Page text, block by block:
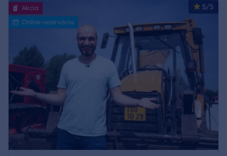
5/5
Akcia
Online rezervácia